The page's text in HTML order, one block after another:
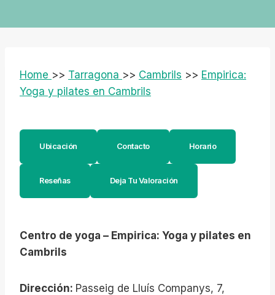
Home >> Tarragona >> Cambrils >> Empirica:
Yoga y pilates en Cambrils
Ubicación Contacto Horario
Reseñas Deja Tu Valoración
Centro de yoga – Empirica: Yoga y pilates en
Cambrils
Dirección: Passeig de Lluís Companys, 7,